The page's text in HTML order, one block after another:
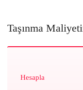
Taşınma
Hesapla